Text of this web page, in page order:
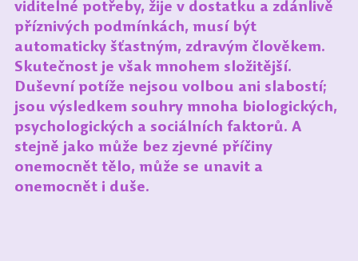
viditelné potřeby, žije v dostatku a zdánlivě
příznivých podmínkách, musí být
automaticky šťastným, zdravým člověkem.
Skutečnost je však mnohem složitější.
Duševní potíže nejsou volbou ani slabostí;
jsou výsledkem souhry mnoha biologických,
psychologických a sociálních faktorů. A
stejně jako může bez zjevné příčiny
onemocnět tělo, může se unavit a
onemocnět i duše.